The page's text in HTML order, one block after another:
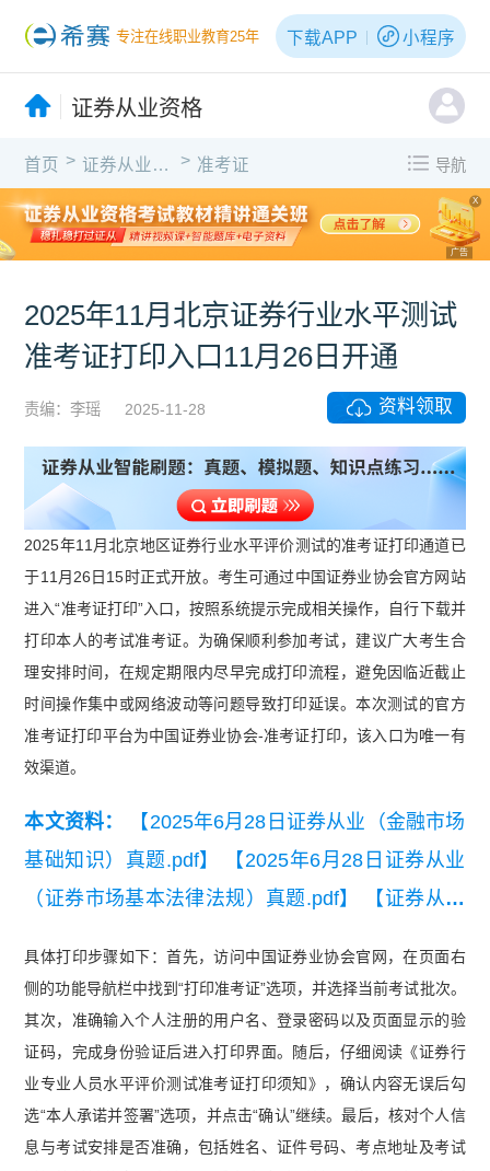
专注在线职业教育25年 下载APP 小程序
证券从业资格
首页 > 证券从业资格 > 准考证 导航
X
广告
2025年11月北京证券行业水平测试
准考证打印入口11月26日开通
责编：李瑶 2025-11-28 资料领取
2025年11月北京地区证券行业水平评价测试的准考证打印通道已
于11月26日15时正式开放。考生可通过中国证券业协会官方网站
进入“准考证打印”入口，按照系统提示完成相关操作，自行下载并
打印本人的考试准考证。为确保顺利参加考试，建议广大考生合
理安排时间，在规定期限内尽早完成打印流程，避免因临近截止
时间操作集中或网络波动等问题导致打印延误。本次测试的官方
准考证打印平台为中国证券业协会-准考证打印，该入口为唯一有
效渠道。
本文资料：
【2025年6月28日证券从业（金融市场
基础知识）真题.pdf】
【2025年6月28日证券从业
（证券市场基本法律法规）真题.pdf】
【证券从业
具体打印步骤如下：首先，访问中国证券业协会官网，在页面右
侧的功能导航栏中找到“打印准考证”选项，并选择当前考试批次。
其次，准确输入个人注册的用户名、登录密码以及页面显示的验
证码，完成身份验证后进入打印界面。随后，仔细阅读《证券行
业专业人员水平评价测试准考证打印须知》，确认内容无误后勾
选“本人承诺并签署”选项，并点击“确认”继续。最后，核对个人信
息与考试安排是否准确，包括姓名、证件号码、考点地址及考试